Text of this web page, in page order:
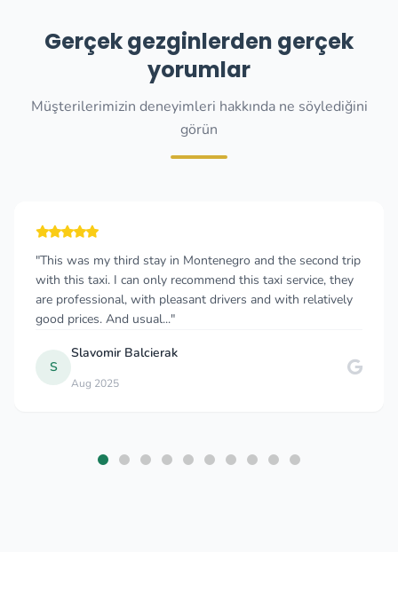
Gerçek gezginlerden gerçek
yorumlar
Müşterilerimizin deneyimleri hakkında ne söylediğini
görün
"This was my third stay in Montenegro and the second trip
with this taxi. I can only recommend this taxi service, they
are professional, with pleasant drivers and with relatively
good prices. And usual..."
S
Slavomir Balcierak
Aug 2025